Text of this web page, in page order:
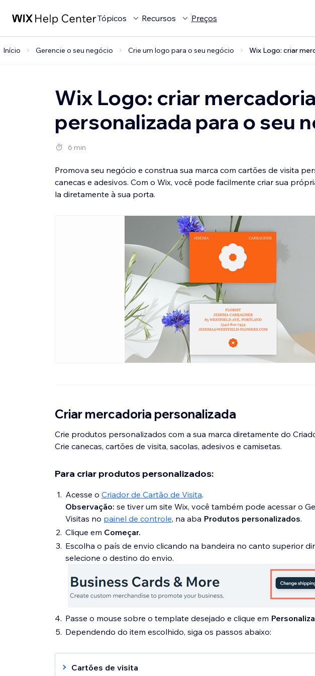
Tópicos Recursos Preços
Início Gerencie o seu negócio Crie um logo para o seu negócio Wix Logo: criar
Wix Logo: criar mercadoria
personalizada para o seu
6 min
Promova seu negócio e construa sua marca com cartões de visita
canecas e adesivos. Com o Wix, você pode facilmente criar sua
la diretamente à sua porta.
Criar mercadoria personalizada
Crie produtos personalizados com a sua marca diretamente do
Crie canecas, cartões de visita, sacolas, adesivos e camisetas.
Para criar produtos personalizados:
Acesse o Criador de Cartão de Visita.
Observação: se tiver um site Wix, você também pode acessar o
Visitas no painel de controle, na aba Produtos personalizados.
Clique em Começar.
Escolha o país de envio clicando na bandeira no canto superior
selecione o destino do envio.
Passe o mouse sobre o template desejado e clique em
Dependendo do item escolhido, siga os passos abaixo:
Cartões de visita